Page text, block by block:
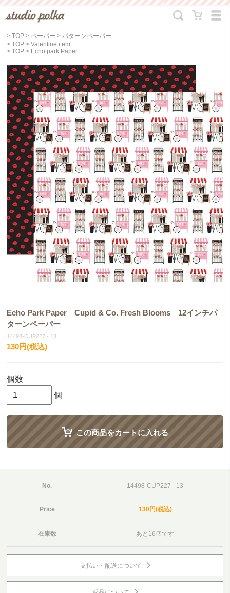
>TOP >ペーパー >パターンペーパー
>TOP >Valentine item
>TOP > Echo park Paper
Echo Park Paper Cupid & Co. Fresh Blooms 12インチパ
ターンペーパー
14498-CUP227 - 13
130円(税込)
個数
個
この商品をカートに入れる
No. 14498-CUP227 - 13
Price 130円(税込)
在庫数 あと16個です
支払い・配送について